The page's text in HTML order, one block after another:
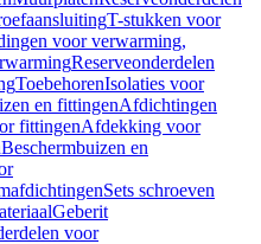
T-stukken voor
voor verwarming,
Reserveonderdelen
ToebehorenIsolaties voor
en fittingenAfdichtingen
fittingenAfdekking voor
Beschermbuizen en
Sets schroeven
Geberit
voor